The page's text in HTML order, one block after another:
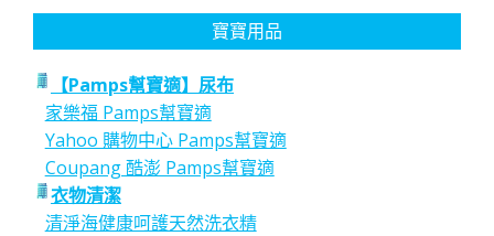
寶寶用品
【Pamps幫寶適】尿布
家樂福 Pamps幫寶適
Yahoo 購物中心 Pamps幫寶適
Coupang 酷澎 Pamps幫寶適
衣物清潔
清淨海健康呵護天然洗衣精